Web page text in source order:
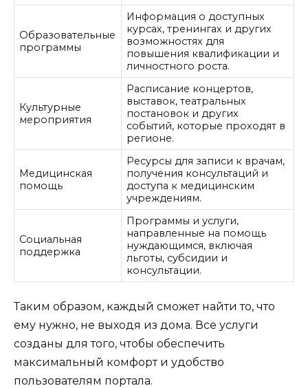
Образовательные
программы
Информация о доступных
курсах, тренингах и других
возможностях для
повышения квалификации и
личностного роста.
Культурные
мероприятия
Расписание концертов,
выставок, театральных
постановок и других
событий, которые проходят в
регионе.
Медицинская
помощь
Ресурсы для записи к врачам,
получения консультаций и
доступа к медицинским
учреждениям.
Социальная
поддержка
Программы и услуги,
направленные на помощь
нуждающимся, включая
льготы, субсидии и
консультации.
Таким образом, каждый сможет найти то, что
ему нужно, не выходя из дома. Все услуги
созданы для того, чтобы обеспечить
максимальный комфорт и удобство
пользователям портала.